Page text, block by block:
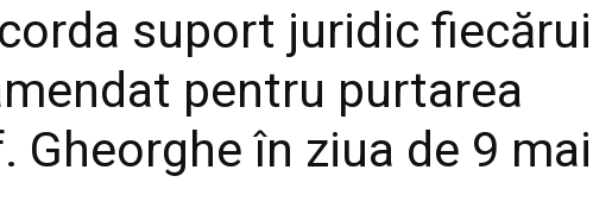
suport juridic fiecărui
pentru purtarea
Gheorghe în ziua de 9 mai